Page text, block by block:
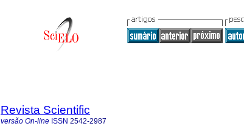
Revista Scientific
versão On-line ISSN 2542-2987